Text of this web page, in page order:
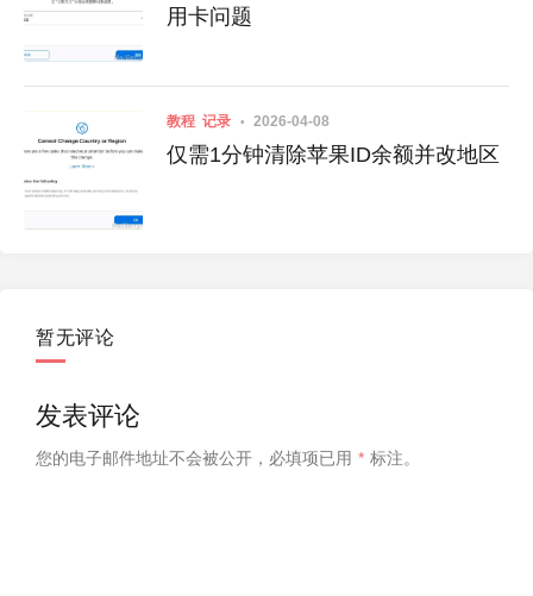
用卡问题
教程 记录 2026-04-08
仅需1分钟清除苹果ID余额并改地区
暂无评论
发表评论
您的电子邮件地址不会被公开， 必填项已用 * 标注。